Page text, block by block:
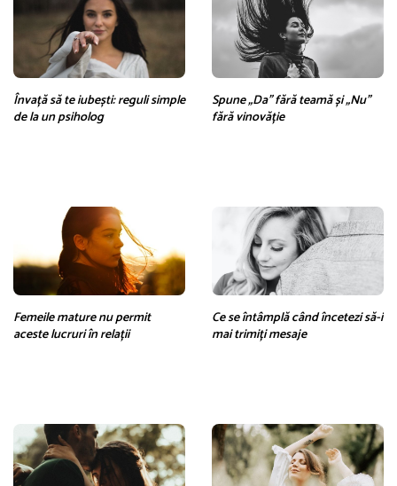
Învață să te iubești: reguli simple
de la un psiholog
Spune „Da” fără teamă și „Nu”
fără vinovăție
Femeile mature nu permit
aceste lucruri în relații
Ce se întâmplă când încetezi să-i
mai trimiți mesaje